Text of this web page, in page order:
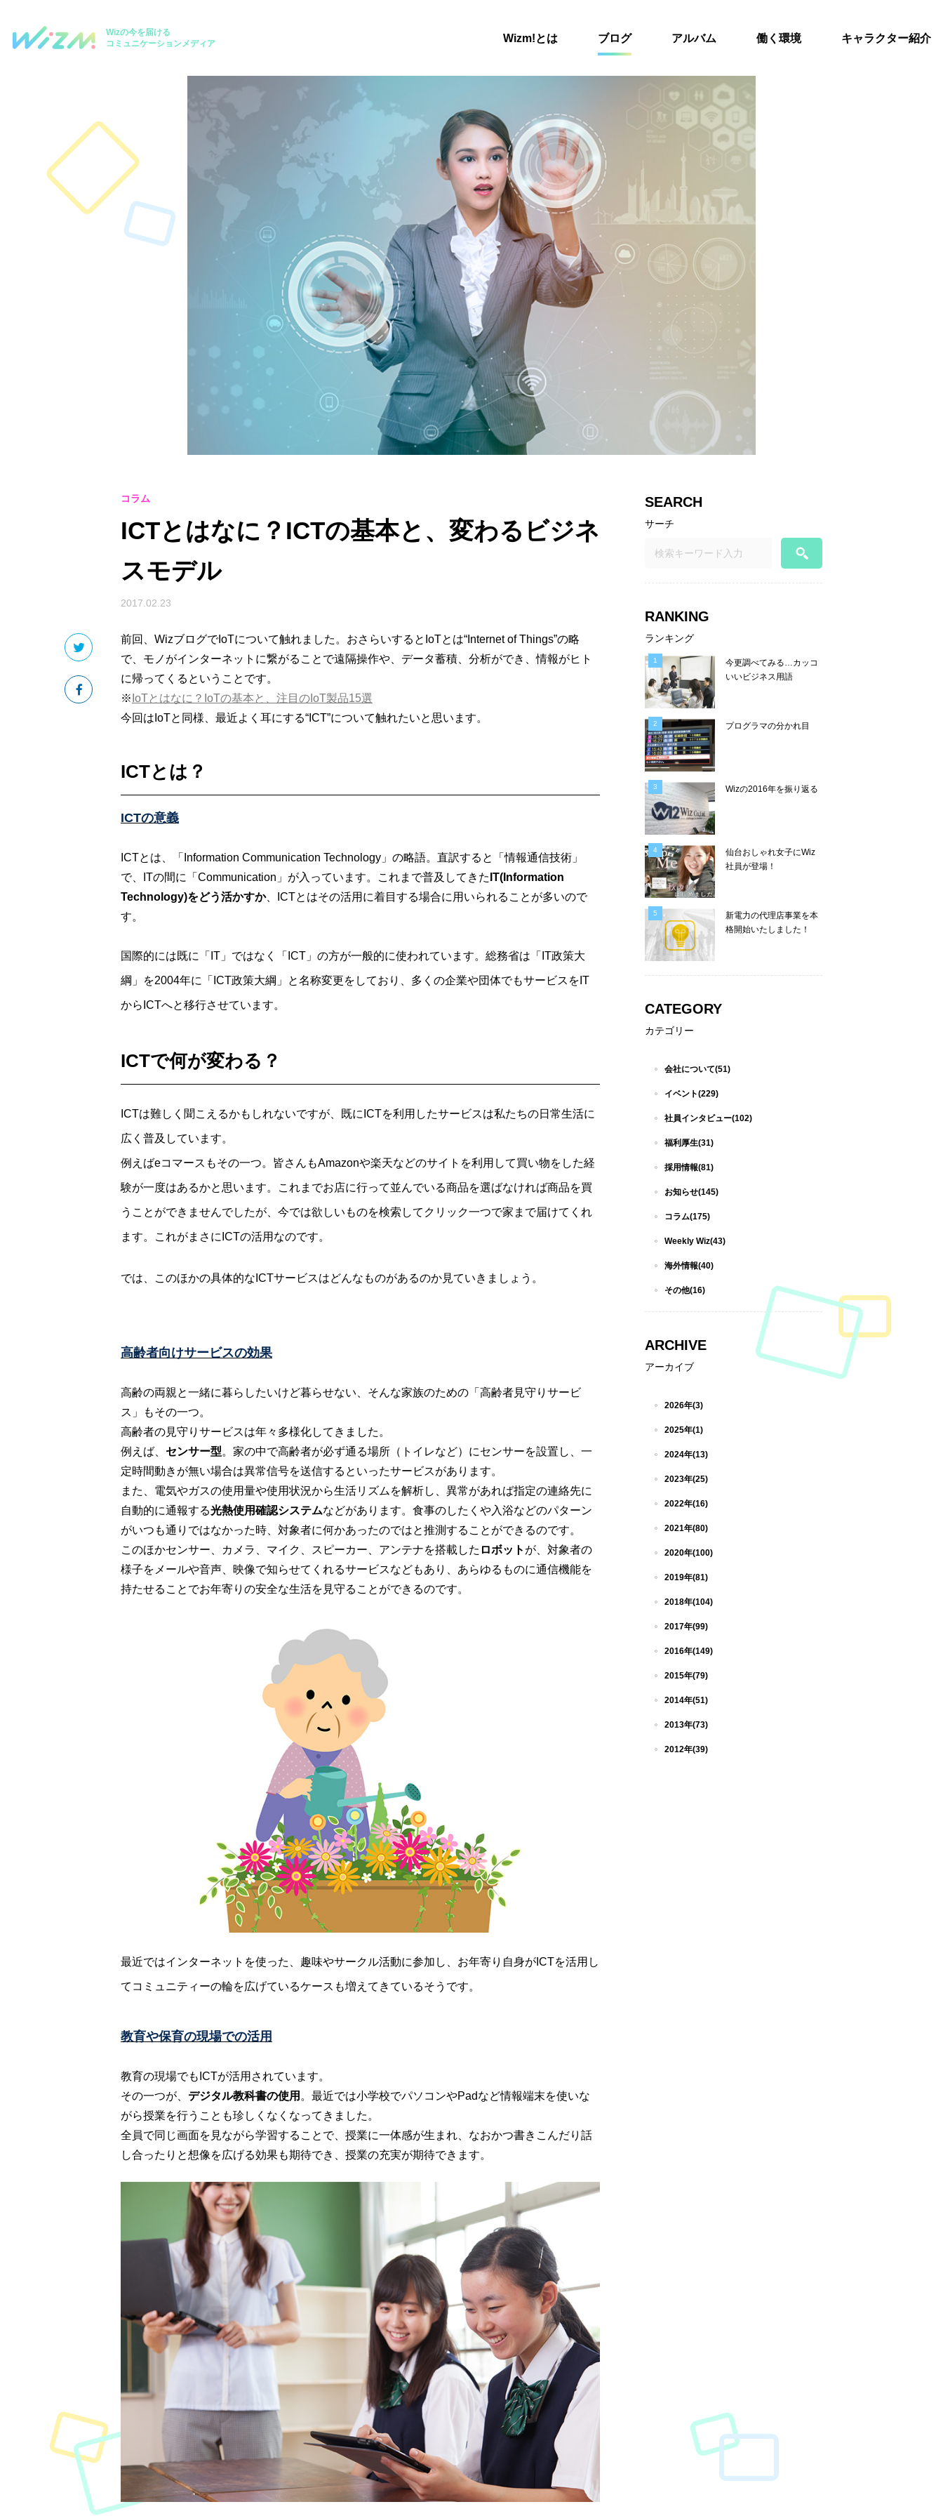
Wizの今を届ける
コミュニケーションメディア
Wizm!とは ブログ アルバム 働く環境 キャラクター紹介
コラム
ICTとはなに？ICTの基本と、変わるビジネ
スモデル
2017.02.23
前回、WizブログでIoTについて触れました。おさらいするとIoTとは“Internet of Things”の略
で、モノがインターネットに繋がることで遠隔操作や、データ蓄積、分析ができ、情報がヒト
に帰ってくるということです。
※ IoTとはなに？IoTの基本と、注目のIoT製品15選
今回はIoTと同様、最近よく耳にする“ICT”について触れたいと思います。
ICTとは？
ICTの意義
ICTとは、「Information Communication Technology」の略語。直訳すると「情報通信技術」
で、ITの間に「Communication」が入っています。これまで普及してきた IT(Information
Technology)をどう活かすか、ICTとはその活用に着目する場合に用いられることが多いので
す。
国際的には既に「IT」ではなく「ICT」の方が一般的に使われています。総務省は「IT政策大
綱」を2004年に「ICT政策大綱」と名称変更をしており、多くの企業や団体でもサービスをIT
からICTへと移行させています。
ICTで何が変わる？
ICTは難しく聞こえるかもしれないですが、既にICTを利用したサービスは私たちの日常生活に
広く普及しています。
例えばeコマースもその一つ。皆さんもAmazonや楽天などのサイトを利用して買い物をした経
験が一度はあるかと思います。これまでお店に行って並んでいる商品を選ばなければ商品を買
うことができませんでしたが、今では欲しいものを検索してクリック一つで家まで届けてくれ
ます。これがまさにICTの活用なのです。
では、このほかの具体的なICTサービスはどんなものがあるのか見ていきましょう。
高齢者向けサービスの効果
高齢の両親と一緒に暮らしたいけど暮らせない、そんな家族のための「高齢者見守りサービ
ス」もその一つ。
高齢者の見守りサービスは年々多様化してきました。
例えば、 センサー型。家の中で高齢者が必ず通る場所（トイレなど）にセンサーを設置し、一
定時間動きが無い場合は異常信号を送信するといったサービスがあります。
また、電気やガスの使用量や使用状況から生活リズムを解析し、異常があれば指定の連絡先に
自動的に通報する光熱使用確認システムなどがあります。食事のしたくや入浴などのパターン
がいつも通りではなかった時、対象者に何かあったのではと推測することができるのです。
このほかセンサー、カメラ、マイク、スピーカー、アンテナを搭載した ロボット が、対象者の
様子をメールや音声、映像で知らせてくれるサービスなどもあり、あらゆるものに通信機能を
持たせることでお年寄りの安全な生活を見守ることができるのです。
最近ではインターネットを使った、趣味やサークル活動に参加し、お年寄り自身がICTを活用し
てコミュニティーの輪を広げているケースも増えてきているそうです。
教育や保育の現場での活用
教育の現場でもICTが活用されています。
その一つが、 デジタル教科書の使用 。最近では小学校でパソコンやPadなど情報端末を使いな
がら授業を行うことも珍しくなくなってきました。
全員で同じ画面を見ながら学習することで、授業に一体感が生まれ、なおかつ書きこんだり話
し合ったりと想像を広げる効果も期待でき、授業の充実が期待できます。
SEARCH
サーチ
RANKING
ランキング
今更調べてみる…カッコ
いいビジネス用語
プログラマの分かれ目
Wizの2016年を振り返る
仙台おしゃれ女子にWiz
社員が登場！
新電力の代理店事業を本
格開始いたしました！
CATEGORY
カテゴリー
会社について(51)
イベント(229)
社員インタビュー(102)
福利厚生(31)
採用情報(81)
お知らせ(145)
コラム(175)
Weekly Wiz(43)
海外情報(40)
その他(16)
ARCHIVE
アーカイブ
2026年(3)
2025年(1)
2024年(13)
2023年(25)
2022年(16)
2021年(80)
2020年(100)
2019年(81)
2018年(104)
2017年(99)
2016年(149)
2015年(79)
2014年(51)
2013年(73)
2012年(39)